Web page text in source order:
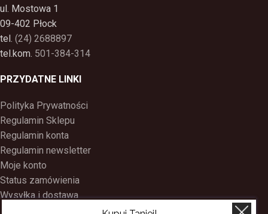
ul. Mostowa 1
09-402 Płock
tel. (24) 2688897
tel.kom. 501-384-314
PRZYDATNE LINKI
Polityka Prywatności
Regulamin Sklepu
Regulamin konta
Regulamin newsletter
Moje konto
Status zamówienia
Wysyłka i dostawa